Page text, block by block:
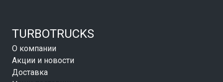
TURBOTRUCKS
О компании
Акции и новости
Доставка